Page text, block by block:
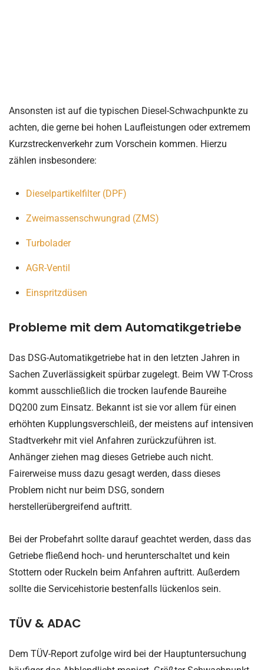
Ansonsten ist auf die typischen Diesel-Schwachpunkte zu
achten, die gerne bei hohen Laufleistungen oder extremem
Kurzstreckenverkehr zum Vorschein kommen. Hierzu
zählen insbesondere:
Dieselpartikelfilter (DPF)
Zweimassenschwungrad (ZMS)
Turbolader
AGR-Ventil
Einspritzdüsen
Probleme mit dem Automatikgetriebe
Das DSG-Automatikgetriebe hat in den letzten Jahren in
Sachen Zuverlässigkeit spürbar zugelegt. Beim VW T-Cross
kommt ausschließlich die trocken laufende Baureihe
DQ200 zum Einsatz. Bekannt ist sie vor allem für einen
erhöhten Kupplungsverschleiß, der meistens auf intensiven
Stadtverkehr mit viel Anfahren zurückzuführen ist.
Anhänger ziehen mag dieses Getriebe auch nicht.
Fairerweise muss dazu gesagt werden, dass dieses
Problem nicht nur beim DSG, sondern
herstellerübergreifend auftritt.
Bei der Probefahrt sollte darauf geachtet werden, dass das
Getriebe fließend hoch- und herunterschaltet und kein
Stottern oder Ruckeln beim Anfahren auftritt. Außerdem
sollte die Servicehistorie bestenfalls lückenlos sein.
TÜV & ADAC
Dem TÜV-Report zufolge wird bei der Hauptuntersuchung